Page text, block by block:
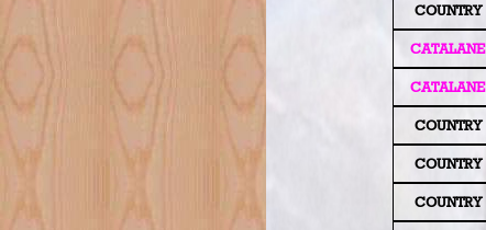
COUNTRY
CATALANE
CATALANE
COUNTRY
COUNTRY
COUNTRY